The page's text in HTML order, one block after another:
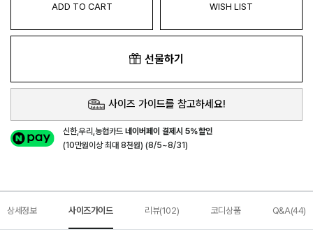
ADD TO CART WISH LIST
선물하기
사이즈 가이드를 참고하세요!
신한,우리,농협카드네이버페이 결제시 5%할인
(10만원이상 최대 8천원) (8/5~8/31)
상세정보 사이즈가이드 리뷰(102) 코디상품 Q&A(44)